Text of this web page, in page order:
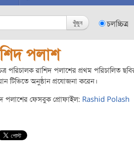
খুঁজুন চলচ্চিত্র
পলাশ
পরিচালক রাশিদ পলাশের প্রথম পরিচালিত
টিভিতে অনুষ্ঠান প্রযোজনা করেন।
পলাশের ফেসবুক প্রোফাইল: Rashid Polash